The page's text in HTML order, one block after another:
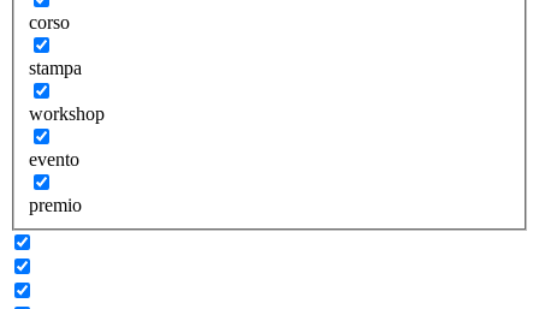
corso
stampa
workshop
evento
premio